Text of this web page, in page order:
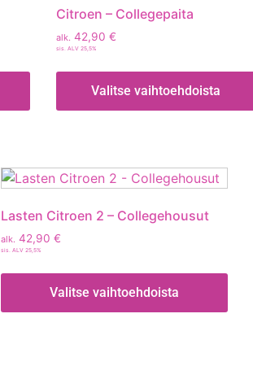
Citroen – Collegepaita
alk. 42,90 €
sis. ALV 25,5%
Valitse vaihtoehdoista
Lasten Citroen 2 – Collegehousut
alk. 42,90 €
sis. ALV 25,5%
Valitse vaihtoehdoista